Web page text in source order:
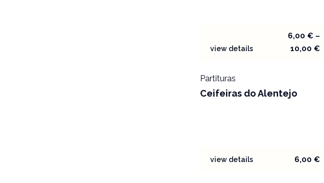
view details
6,00€ –
10,00€
Partituras
Ceifeiras do Alentejo
view details 6,00€